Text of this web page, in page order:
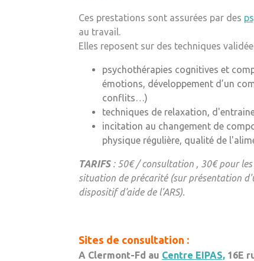
Ces prestations sont assurées par des
au travail.
Elles reposent sur des techniques
psychothérapies cognitives et
émotions, développement d’un
conflits…)
techniques de relaxation,
incitation au changement de
physique régulière, qualité de
TARIFS: 50€ / consultation , 30€ pour les
situation de précarité (sur présentation
dispositif d'aide de l'ARS).
Sites de consultation :
A Clermont-Fd au Centre EIPAS, 16E